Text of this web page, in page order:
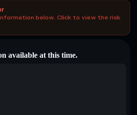
below. Click to view the risk
available at this time.